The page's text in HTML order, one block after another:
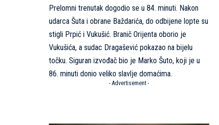
Prelomni trenutak dogodio se u 84. minuti. Nakon
udarca Šuta i obrane Baždarića, do odbijene lopte su
stigli Prpić i Vukušić. Branič Orijenta oborio je
Vukušića, a sudac Dragašević pokazao na bijelu
točku. Siguran izvođač bio je Marko Šuto, koji je u
86. minuti donio veliko slavlje domaćima.
- Advertisement -